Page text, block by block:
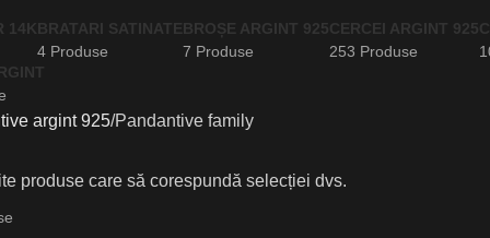
14KBRATARI SATINATE
4 Produse
BROȘE ARGINT 925
7 Produse
CERCEI ARGINT 925
253 Produse
argint 925 Pandantive family
produse care să corespundă selecției dvs.